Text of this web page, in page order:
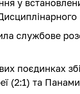
у
службове
поєдинках
(2:1) та